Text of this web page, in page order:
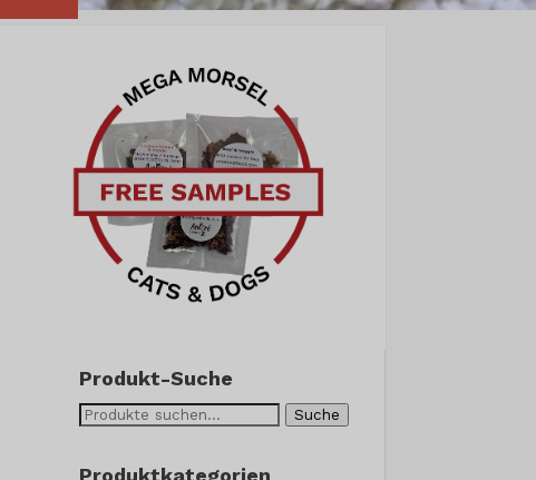
Produkt-Suche
Suche
Suche
Produktkategorien